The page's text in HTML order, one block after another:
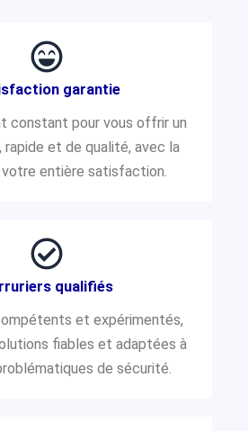
garantie
constant pour vous offrir un
rapide et de qualité, avec la
entière satisfaction.
qualifiés
et expérimentés,
fiables et adaptées à
de sécurité.